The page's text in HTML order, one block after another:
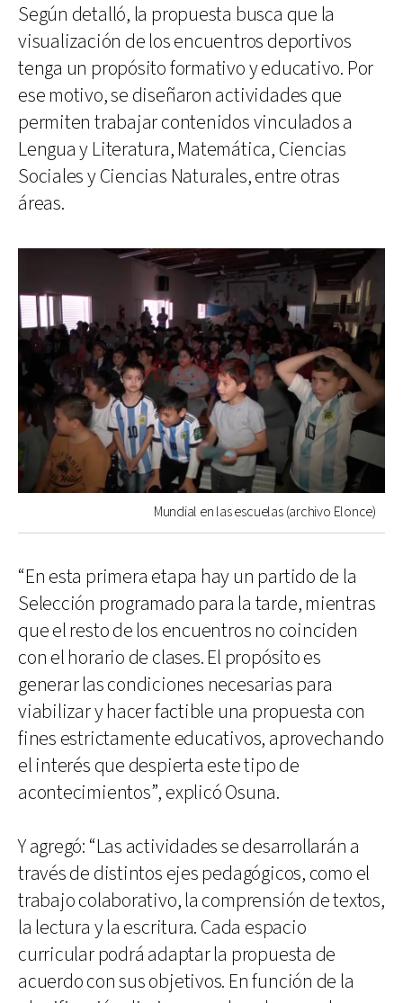
Según detalló, la propuesta busca que la
visualización de los encuentros deportivos
tenga un propósito formativo y educativo. Por
ese motivo, se diseñaron actividades que
permiten trabajar contenidos vinculados a
Lengua y Literatura, Matemática, Ciencias
Sociales y Ciencias Naturales, entre otras
áreas.
Mundial en las escuelas (archivo Elonce)
“En esta primera etapa hay un partido de la
Selección programado para la tarde, mientras
que el resto de los encuentros no coinciden
con el horario de clases. El propósito es
generar las condiciones necesarias para
viabilizar y hacer factible una propuesta con
fines estrictamente educativos, aprovechando
el interés que despierta este tipo de
acontecimientos”, explicó Osuna.
Y agregó: “Las actividades se desarrollarán a
través de distintos ejes pedagógicos, como el
trabajo colaborativo, la comprensión de textos,
la lectura y la escritura. Cada espacio
curricular podrá adaptar la propuesta de
acuerdo con sus objetivos. En función de la